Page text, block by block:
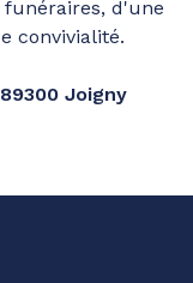
d'une
convivialité.
Joigny